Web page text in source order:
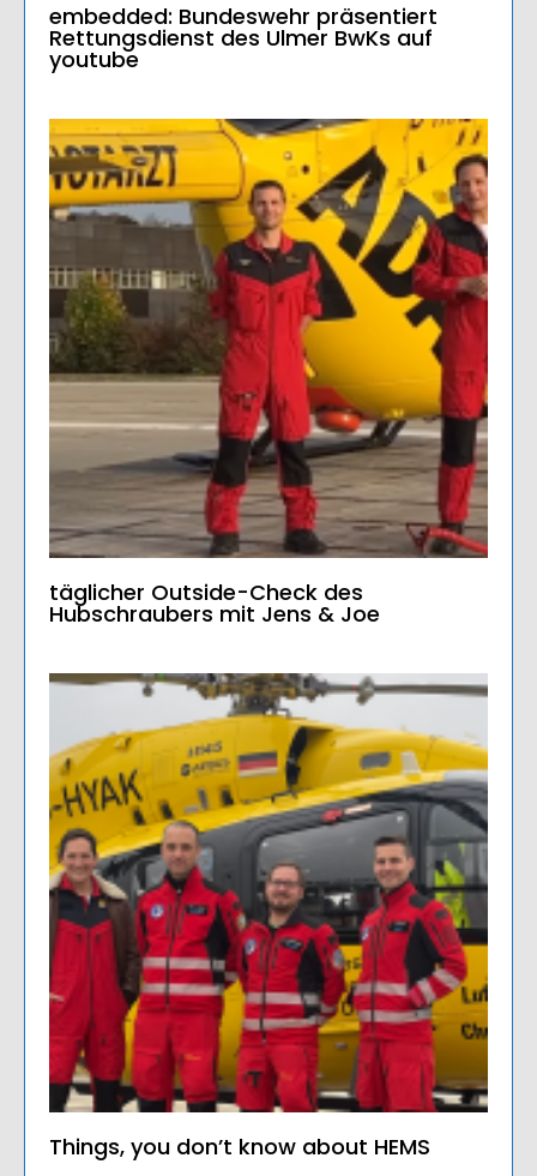
embedded: Bundeswehr präsentiert
Rettungsdienst des Ulmer BwKs auf
youtube
täglicher Outside-Check des
Hubschraubers mit Jens & Joe
Things, you don’t know about HEMS